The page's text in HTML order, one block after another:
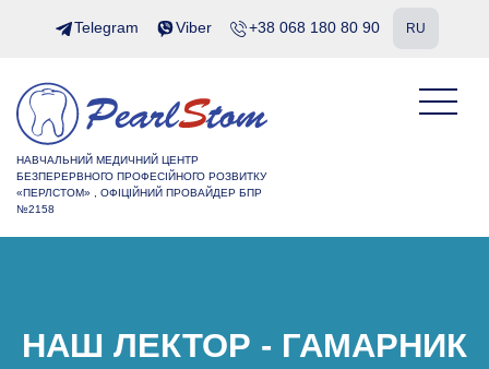
Telegram Viber +38 068 180 80 90 RU
НАВЧАЛЬНИЙ МЕДИЧНИЙ ЦЕНТР
БЕЗПЕРЕРВНОГО ПРОФЕСІЙНОГО РОЗВИТКУ
«ПЕРЛСТОМ» , ОФІЦІЙНИЙ ПРОВАЙДЕР БПР
№2158
НАШ ЛЕКТОР - ГАМАРНИК